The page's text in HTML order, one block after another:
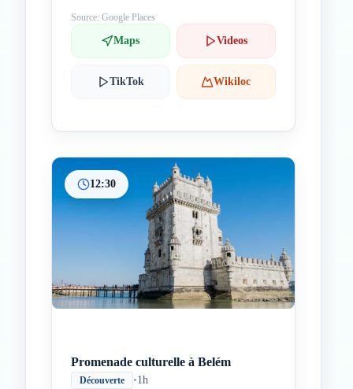
Source: Google Places
Maps Videos
TikTok Wikiloc
12:30
Promenade culturelle à Belém
Découverte •1h